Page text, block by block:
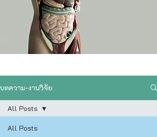
ได้
บทความ-งานวิจัย
All Posts
All Posts